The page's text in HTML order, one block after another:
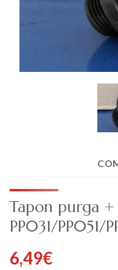
Tapon purga
PP031/PP051/
6,49€